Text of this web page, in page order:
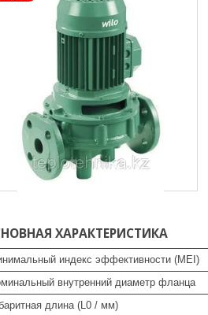
ХАРАКТЕРИСТИКА
индекс эффективности (MEI)
внутренний диаметр фланца
длина (L0 / мм)